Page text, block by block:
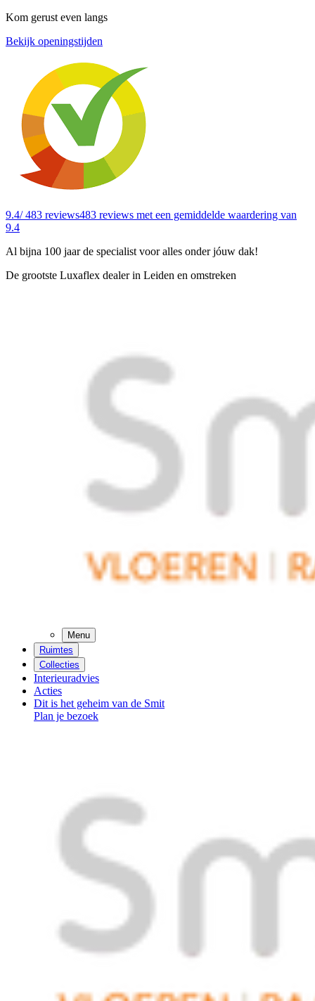
Kom gerust even langs
Bekijk openingstijden
9.4/ 483 reviews483 reviews met een gemiddelde waardering van
9.4
Al bijna 100 jaar de specialist voor alles onder jóuw dak!
De grootste Luxaflex dealer in Leiden en omstreken
Menu
Ruimtes
Collecties
Interieuradvies
Acties
Dit is het geheim van de Smit
Plan je bezoek